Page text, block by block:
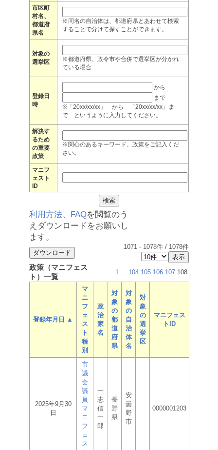
市区町
村名、
都道府
県名
※同名の自治体は、都道府県とあわせて検索
することで分けて探すことができます。
対象の
選挙区
※都道府県、政令市や合併で選挙区が分かれ
ている場合
登録日
時
から
まで
※「20xx/xx/xx」 から 「20xx/xx/xx」ま
で というように入力してください。
解決す
るため
の重要
政策
※関心のあるキーワード、政策をご記入くだ
さい。
マニフ
ェスト
ID
利用方法、 FAQを閲覧のう
えダウンロードをお願いし
ます。
1071 - 1078件 / 1078件
政策（マニフェス
ト）一覧
1 ... 104 105 106 107 108
登録年月日 ▲
マ
ニ
フ
ェ
ス
ト
種
別
政
治
家
名
対
象
の
都
道
府
県
対
象
の
自
治
体
名
対
象
の
選
挙
区
マニフェス
トID
2025年9月30
日
市
議
会
議
員
マ
ニ
フ
ェ
ス
一
志
信
一
郎
長
野
県
安
曇
野
市
0000001203